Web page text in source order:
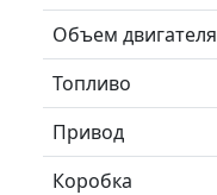
Объем двигателя
Топливо
Привод
Коробка